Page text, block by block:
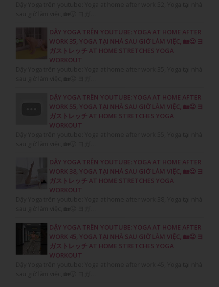
DẬY YOGA TRÊN YOUTUBE: YOGA AT HOME AFTER
WORK 35, YOGA TẠI NHÀ SAU GIỜ LÀM VIỆC, 🏡😛 ヨ
ガストレッチ AT HOME STRETCHES YOGA
WORKOUT
DẬY YOGA TRÊN YOUTUBE: YOGA AT HOME AFTER
WORK 55, YOGA TẠI NHÀ SAU GIỜ LÀM VIỆC, 🏡😛 ヨ
ガストレッチ AT HOME STRETCHES YOGA
WORKOUT
DẬY YOGA TRÊN YOUTUBE: YOGA AT HOME AFTER
WORK 38, YOGA TẠI NHÀ SAU GIỜ LÀM VIỆC, 🏡😛 ヨ
ガストレッチ AT HOME STRETCHES YOGA
WORKOUT
DẬY YOGA TRÊN YOUTUBE: YOGA AT HOME AFTER
WORK 45, YOGA TẠI NHÀ SAU GIỜ LÀM VIỆC, 🏡😛 ヨ
ガストレッチ AT HOME STRETCHES YOGA
WORKOUT